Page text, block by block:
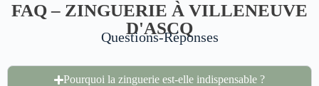
FAQ – ZINGUERIE À VILLENEUVE
D'ASCQ
Questions-Réponses
Pourquoi la zinguerie est-elle indispensable ?